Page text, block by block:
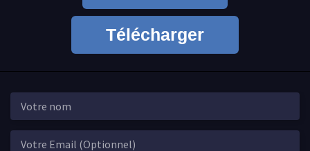
Télécharger